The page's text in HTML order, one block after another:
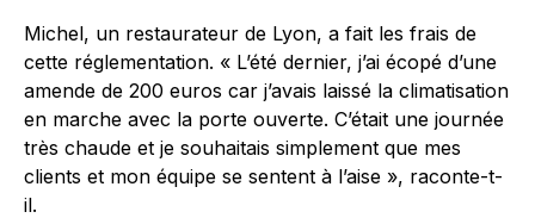
Michel, un restaurateur de Lyon, a fait les frais de
cette réglementation. « L’été dernier, j’ai écopé d’une
amende de 200 euros car j’avais laissé la climatisation
en marche avec la porte ouverte. C’était une journée
très chaude et je souhaitais simplement que mes
clients et mon équipe se sentent à l’aise », raconte-t-
il.